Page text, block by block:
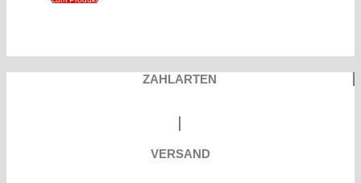
ZAHLARTEN
VERSAND